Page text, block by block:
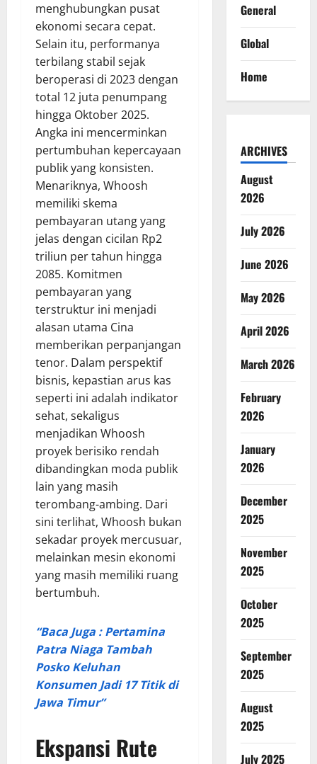
menghubungkan pusat
ekonomi secara cepat.
Selain itu, performanya
terbilang stabil sejak
beroperasi di 2023 dengan
total 12 juta penumpang
hingga Oktober 2025.
Angka ini mencerminkan
pertumbuhan kepercayaan
publik yang konsisten.
Menariknya, Whoosh
memiliki skema
pembayaran utang yang
jelas dengan cicilan Rp2
triliun per tahun hingga
2085. Komitmen
pembayaran yang
terstruktur ini menjadi
alasan utama Cina
memberikan perpanjangan
tenor. Dalam perspektif
bisnis, kepastian arus kas
seperti ini adalah indikator
sehat, sekaligus
menjadikan Whoosh
proyek berisiko rendah
dibandingkan moda publik
lain yang masih
terombang-ambing. Dari
sini terlihat, Whoosh bukan
sekadar proyek mercusuar,
melainkan mesin ekonomi
yang masih memiliki ruang
bertumbuh.
“Baca Juga : Pertamina
Patra Niaga Tambah
Posko Keluhan
Konsumen Jadi 17 Titik di
Jawa Timur”
Ekspansi Rute
General
Global
Home
ARCHIVES
August
2026
July 2026
June 2026
May 2026
April 2026
March 2026
February
2026
January
2026
December
2025
November
2025
October
2025
September
2025
August
2025
July 2025